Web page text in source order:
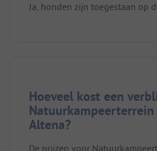
Ja, honden zijn toegestaan op
Hoeveel kost een
Natuurkampeerterrein
Altena?
De prijzen voor